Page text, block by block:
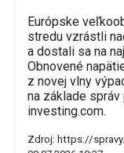
Európske
stredu vzrástli
a dostali sa na
Obnovené
z novej vlny
na základe
investing.com.
Zdroj: https://